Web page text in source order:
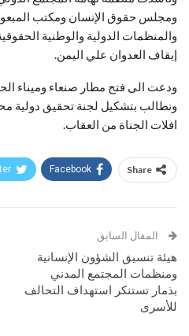
ومجلس حقوق الإنسان ومكتب
والمنظمات الدولية والوطنية
إيقاف العدوان علي اليمن.
ودعت الى فتح مطار صنعاء وميناء
ونطالب بتشكيل لجنة تحقيق دولية
افلات الجناة من العقاب.
Share
Facebook
المقال السابق
هيئة تنسيق الشؤون الإنسانية
ومنظمات المجتمع المدني
بذمار تستنكر استهداف التحالف
للأسرى